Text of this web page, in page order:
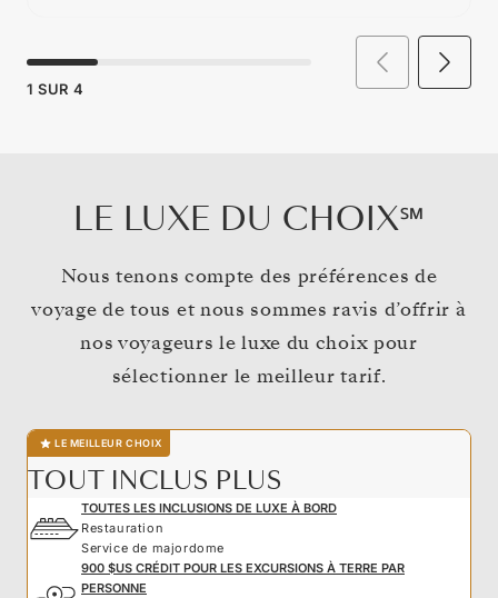
1 SUR 4
LE LUXE DU CHOIX℠
Nous tenons compte des préférences de
voyage de tous et nous sommes ravis d’offrir à
nos voyageurs le luxe du choix pour
sélectionner le meilleur tarif.
LE MEILLEUR CHOIX
TOUT INCLUS PLUS
TOUTES LES INCLUSIONS DE LUXE À BORD
Restauration
Service de majordome
900 $US CRÉDIT POUR LES EXCURSIONS À TERRE PAR
PERSONNE